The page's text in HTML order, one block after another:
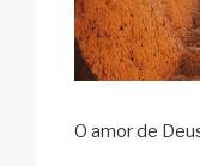
O amor de